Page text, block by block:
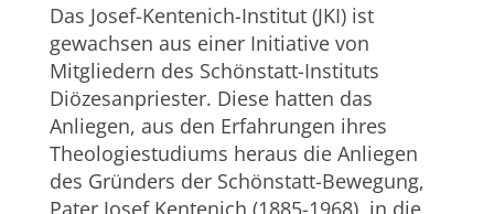
Das Josef-Kentenich-Institut (JKI) ist
gewachsen aus einer Initiative von
Mitgliedern des Schönstatt-Instituts
Diözesanpriester. Diese hatten das
Anliegen, aus den Erfahrungen ihres
Theologiestudiums heraus die Anliegen
des Gründers der Schönstatt-Bewegung,
Pater Josef Kentenich (1885-1968), in die